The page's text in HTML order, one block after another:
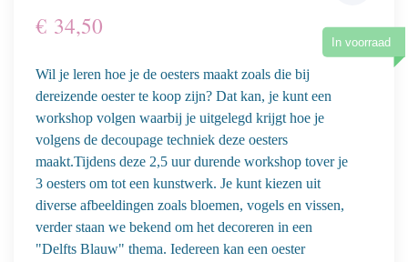
€ 34,50
In voorraad
Wil je leren hoe je de oesters maakt zoals die bij
dereizende oester te koop zijn? Dat kan, je kunt een
workshop volgen waarbij je uitgelegd krijgt hoe je
volgens de decoupage techniek deze oesters
maakt.Tijdens deze 2,5 uur durende workshop tover je
3 oesters om tot een kunstwerk. Je kunt kiezen uit
diverse afbeeldingen zoals bloemen, vogels en vissen,
verder staan we bekend om het decoreren in een
"Delfts Blauw" thema. Iedereen kan een oester